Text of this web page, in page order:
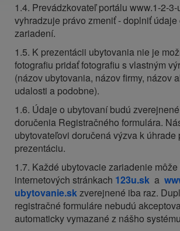
1.4. Prevádzkovateľ portálu www.1-2-
vyhradzuje právo zmeniť - doplniť údaje
zariadení.
1.5. K prezentácii ubytovania nie je
fotografiu pridať fotografiu s vlastným
(názov ubytovania, názov firmy, názov
udalosti a podobne).
1.6. Údaje o ubytovaní budú
doručenia Registračného formulára.
ubytovateľovi doručená výzva k úhrade
prezentáciu.
1.7. Každé ubytovacie zariadenie
internetových stránkach 123u.sk a
ubytovanie.skzverejnené iba raz.
registračné formuláre nebudú
automaticky vymazané z nášho